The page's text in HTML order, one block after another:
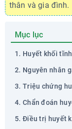
thân và gia đình.
Mục lục
Huyết khối
Nguyên nhân
Triệu chứng
Chẩn đoán
Điều trị huyết